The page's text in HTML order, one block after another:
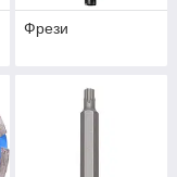
Фрези